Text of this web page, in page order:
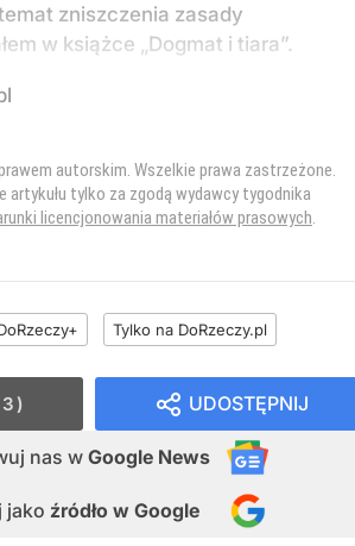
zniszczenia zasady
w książce „Dogmat i tiara”.
autorskim. Wszelkie prawa zastrzeżone.
artykułu tylko za zgodą wydawcy tygodnika
licencjonowania materiałów prasowych.
Tylko na DoRzeczy.pl
UDOSTĘPNIJ
nas w Google News
jako źródło w Google
3